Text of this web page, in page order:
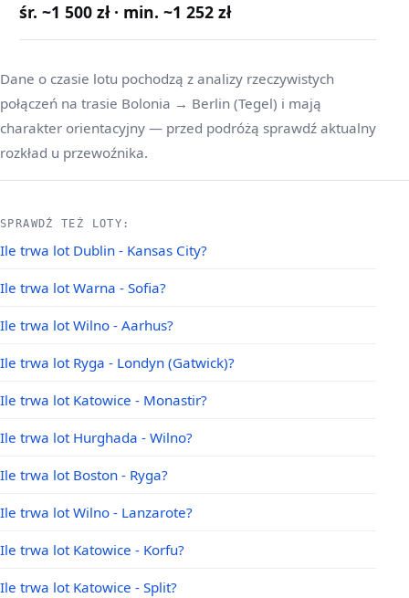
śr. ~1 500 zł · min. ~1 252 zł
Dane o czasie lotu pochodzą z analizy rzeczywistych
połączeń na trasie Bolonia → Berlin (Tegel) i mają
charakter orientacyjny — przed podróżą sprawdź aktualny
rozkład u przewoźnika.
SPRAWDŹ TEŻ LOTY:
Ile trwa lot Dublin - Kansas City?
Ile trwa lot Warna - Sofia?
Ile trwa lot Wilno - Aarhus?
Ile trwa lot Ryga - Londyn (Gatwick)?
Ile trwa lot Katowice - Monastir?
Ile trwa lot Hurghada - Wilno?
Ile trwa lot Boston - Ryga?
Ile trwa lot Wilno - Lanzarote?
Ile trwa lot Katowice - Korfu?
Ile trwa lot Katowice - Split?